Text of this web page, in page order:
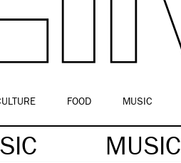
FOOD MUSIC
MUSIC